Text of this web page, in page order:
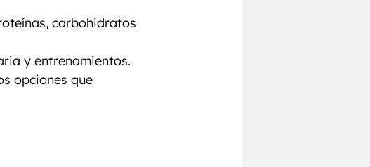
carbohidratos
y entrenamientos.
opciones que